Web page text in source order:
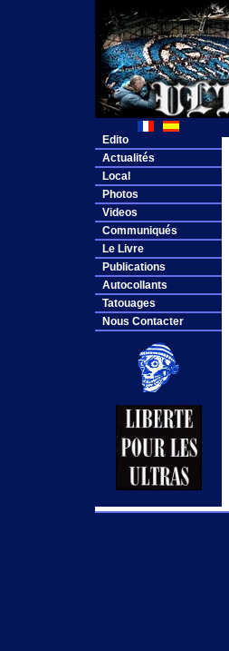
Edito
Actualités
Local
Photos
Videos
Communiqués
Le Livre
Publications
Autocollants
Tatouages
Nous Contacter